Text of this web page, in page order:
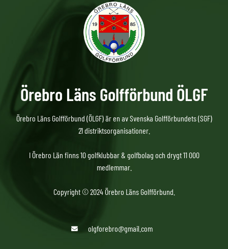
Örebro Läns Golfförbund ÖLGF
Örebro Läns Golfförbund (ÖLGF) är en av Svenska Golfförbundets (SGF)
21 distriktsorganisationer.
I Örebro Län finns 10 golfklubbar & golfbolag och drygt 11 000
medlemmar.
Copyright © 2024 Örebro Läns Golfförbund.
olgforebro@gmail.com